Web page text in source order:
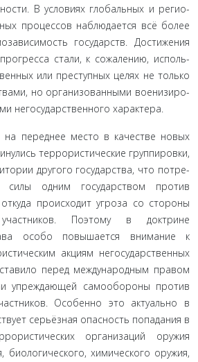
В условиях глобальных и регио­
процессов наблюдается всё более
государств. Достижения
стали, к сожалению, исполь­
или преступных целях не только
но организованными военизиро­
негосударственного характера.
на переднее место в качестве новых
террористические группировки,
другого государства, что потре­
силы одним государством против
откуда происходит угроза со стороны
участников. Поэтому в доктрине
особо повышается внимание к
акциям негосударственных
перед международным правом
упреждающей самообороны против
Особенно это актуально в
серьёзная опасность попадания в
организаций оружия
биологи­ческого, химического оружия,